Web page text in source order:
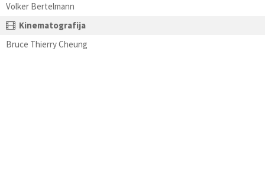
Volker Bertelmann
Kinematografija
Bruce Thierry Cheung